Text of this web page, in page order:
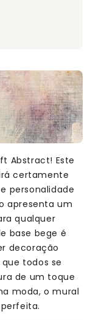
Abstract! Este
certamente
personalidade
apresenta um
qualquer
base bege é
decoração
todos se
de um toque
moda, o mural